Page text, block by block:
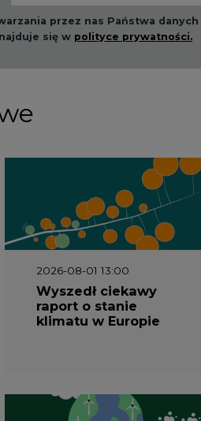
2026-08-01 13:00
Wyszedł ciekawy
klimatu w Europie
Wyszedł raport
„Przez gaz do OZE.
Dekarbonizacja
ciepłownictwa